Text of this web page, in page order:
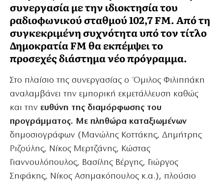
συνεργασία με την ιδιοκτησία του
ραδιοφωνικού σταθμού 102,7 FM. Από τη
συγκεκριμένη συχνότητα υπό τον τίτλο
Δημοκρατία FM θα εκπέμψει το
προσεχές διάστημα νέο πρόγραμμα.
Στο πλαίσιο της συνεργασίας ο Όμιλος Φιλιππάκη
αναλαμβάνει την εμπορική εκμετάλλευση καθώς
και την ευθύνη της διαμόρφωσης του
προγράμματος. Με πληθώρα καταξιωμένων
δημοσιογράφων (Μανώλης Κοττάκης, Δημήτρης
Ριζούλης, Νίκος Μερτζάνης, Κώστας
Γιαννουλόπουλος, Βασίλης Βέργης, Γιώργος
Σηφάκης, Νίκος Ασημακόπουλος κ.α.), πλούσιο